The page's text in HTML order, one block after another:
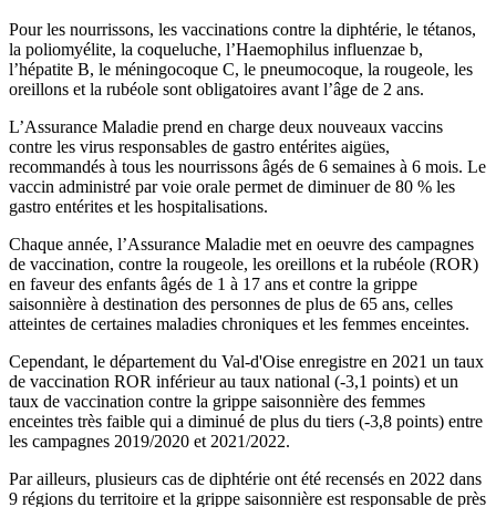
Pour les nourrissons, les vaccinations contre la diphtérie, le tétanos,
la poliomyélite, la coqueluche, l’Haemophilus influenzae b,
l’hépatite B, le méningocoque C, le pneumocoque, la rougeole, les
oreillons et la rubéole sont obligatoires avant l’âge de 2 ans.
L’Assurance Maladie prend en charge deux nouveaux vaccins
contre les virus responsables de gastro entérites aigües,
recommandés à tous les nourrissons âgés de 6 semaines à 6 mois. Le
vaccin administré par voie orale permet de diminuer de 80 % les
gastro entérites et les hospitalisations.
Chaque année, l’Assurance Maladie met en oeuvre des campagnes
de vaccination, contre la rougeole, les oreillons et la rubéole (ROR)
en faveur des enfants âgés de 1 à 17 ans et contre la grippe
saisonnière à destination des personnes de plus de 65 ans, celles
atteintes de certaines maladies chroniques et les femmes enceintes.
Cependant, le département du Val-d'Oise enregistre en 2021 un taux
de vaccination ROR inférieur au taux national (-3,1 points) et un
taux de vaccination contre la grippe saisonnière des femmes
enceintes très faible qui a diminué de plus du tiers (-3,8 points) entre
les campagnes 2019/2020 et 2021/2022.
Par ailleurs, plusieurs cas de diphtérie ont été recensés en 2022 dans
9 régions du territoire et la grippe saisonnière est responsable de près